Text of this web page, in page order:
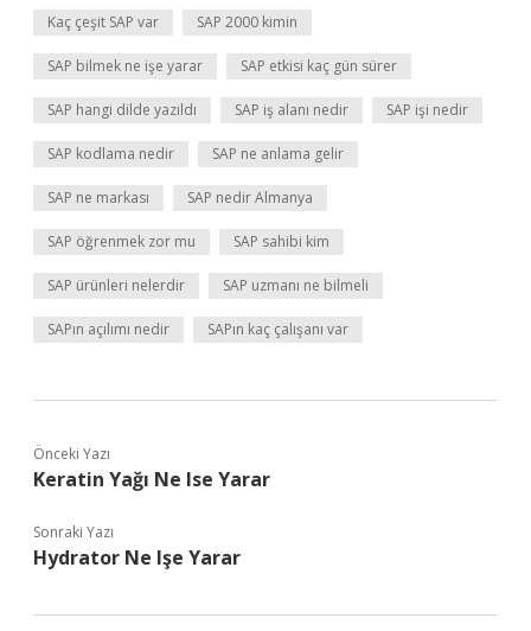
Kaç çeşit SAP var SAP 2000 kimin
SAP bilmek ne işe yarar SAP etkisi kaç gün sürer
SAP hangi dilde yazıldı SAP iş alanı nedir SAP işi nedir
SAP kodlama nedir SAP ne anlama gelir
SAP ne markası SAP nedir Almanya
SAP öğrenmek zor mu SAP sahibi kim
SAP ürünleri nelerdir SAP uzmanı ne bilmeli
SAPın açılımı nedir SAPın kaç çalışanı var
Önceki Yazı
Keratin Yağı Ne Ise Yarar
Sonraki Yazı
Hydrator Ne Işe Yarar